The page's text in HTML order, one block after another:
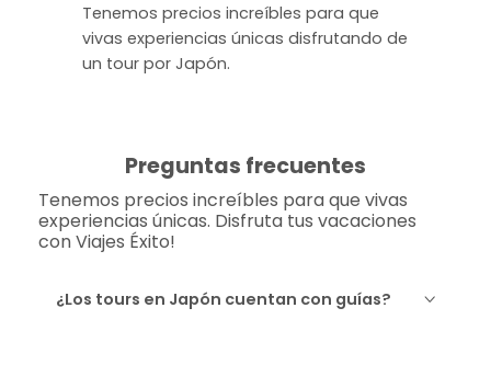
Tenemos precios increíbles para que
vivas experiencias únicas disfrutando de
un tour por Japón.
Preguntas frecuentes
Tenemos precios increíbles para que vivas
experiencias únicas. Disfruta tus vacaciones
con Viajes Éxito!
¿Los tours en Japón cuentan con guías?